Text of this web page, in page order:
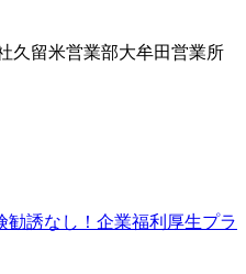
久留米営業部大牟田営業所
勧誘なし！企業福利厚生プラ